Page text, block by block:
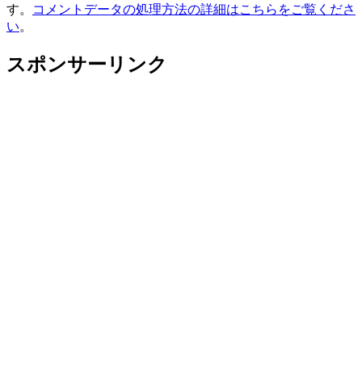
す。
コメントデータの処理方法の詳細はこちらをご覧くださ
い。
スポンサーリンク